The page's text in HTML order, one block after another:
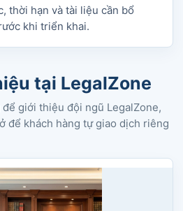
thời hạn và tài liệu cần bổ
khi triển khai.
tại LegalZone
giới thiệu đội ngũ LegalZone,
để khách hàng tự giao dịch riêng